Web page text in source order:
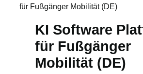
für Fußgänger Mobilität (DE)
KI Software
für Fußgänger
Mobilität (DE)